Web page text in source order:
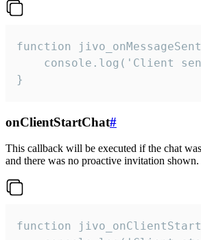
function
console.log('Client
}
onClientStartChat#
This callback will be executed if the chat
and there was no proactive invitation shown.
function